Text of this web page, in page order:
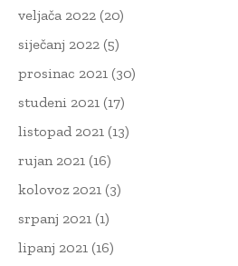
veljača 2022 (20)
siječanj 2022 (5)
prosinac 2021 (30)
studeni 2021 (17)
listopad 2021 (13)
rujan 2021 (16)
kolovoz 2021 (3)
srpanj 2021 (1)
lipanj 2021 (16)